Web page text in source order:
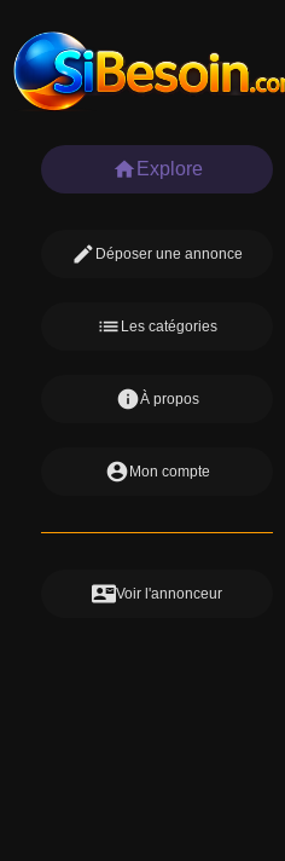
home Explore
edit Déposer une annonce
list Les catégories
infoÀ propos
account_circle Mon compte
contact_mailVoir l'annonceur